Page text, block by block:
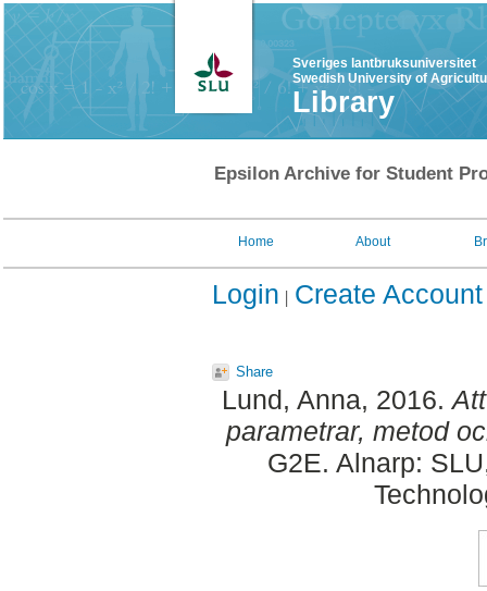
Sveriges lantbruksuniversitet
Swedish University of
Library
Epsilon Archive for Student
Home About
Login Create Account
Share
Lund, Anna, 2016.
parametrar, metod
G2E. Alnarp: